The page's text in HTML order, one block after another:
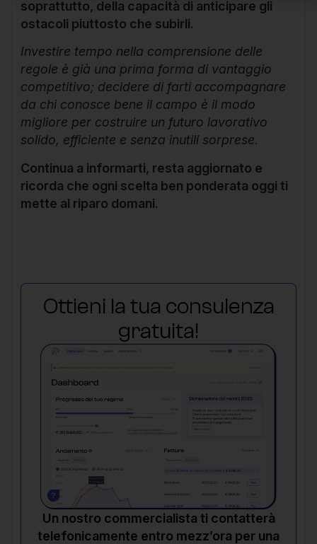
soprattutto, della capacità di anticipare gli
ostacoli piuttosto che subirli.
Investire tempo nella comprensione delle
regole è già una prima forma di vantaggio
competitivo; decidere di farti accompagnare
da chi conosce bene il campo è il modo
migliore per costruire un futuro lavorativo
solido, efficiente e senza inutili sorprese.
Continua a informarti, resta aggiornato e
ricorda che ogni scelta ben ponderata oggi ti
mette al riparo domani.
Ottieni la tua consulenza
gratuita!
Un nostro commercialista ti contatterà
telefonicamente entro mezz’ora per una